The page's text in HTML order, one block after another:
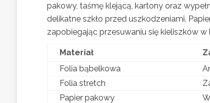
pakowy, taśmę klejącą, kartony oraz
delikatne szkło przed uszkodzeniami.
zapobiegając przesuwaniu się kieliszków w
Materiał
Folia bąbelkowa
Folia stretch
Papier pakowy